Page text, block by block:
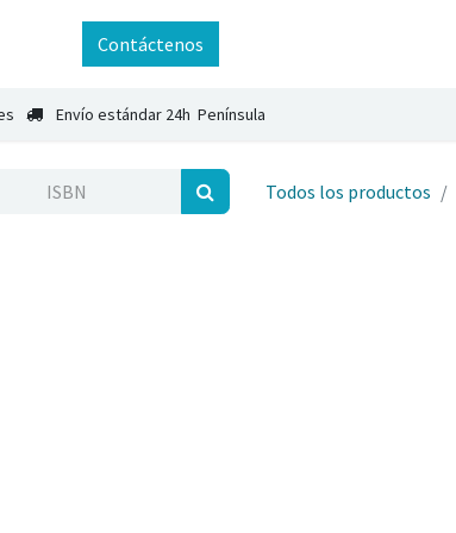
Contáctenos
Envío estándar 24h Península
Todos los productos